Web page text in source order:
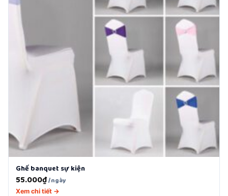
Ghế banquet sự kiện
55.000₫/ngày
Xem chi tiết →